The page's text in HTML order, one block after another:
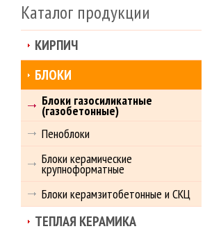
Каталог продукции
КИРПИЧ
БЛОКИ
Блоки газосиликатные
(газобетонные)
Пеноблоки
Блоки керамические
крупноформатные
Блоки керамзитобетонные и СКЦ
ТЕПЛАЯ КЕРАМИКА